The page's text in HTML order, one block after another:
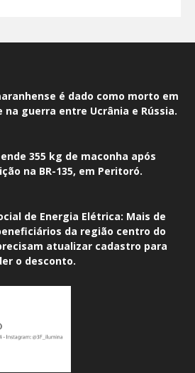
é dado como morto em
na guerra entre Ucrânia e Rússia.
355 kg de maconha após
na BR-135, em Peritoró.
de Energia Elétrica: Mais de
da região centro do
atualizar cadastro para
o desconto.